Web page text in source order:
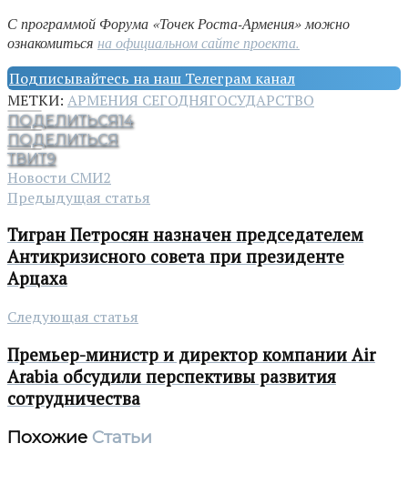
С программой Форума «Точек Роста-Армения» можно
ознакомиться на официальном сайте проекта.
Подписывайтесь на наш Телеграм канал
МЕТКИ: АРМЕНИЯ СЕГОДНЯГОСУДАРСТВО
ПОДЕЛИТЬСЯ14
ПОДЕЛИТЬСЯ
ТВИТ9
Новости СМИ2
Предыдущая статья
Тигран Петросян назначен председателем
Антикризисного совета при президенте
Арцаха
Следующая статья
Премьер-министр и директор компании Air
Arabia обсудили перспективы развития
сотрудничества
Похожие Статьи